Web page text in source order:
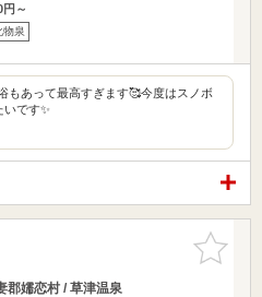
円～
物泉
もあって最高すぎます🥰今度はスノボ
です✨
お気に入
りに追加
郡嬬恋村 / 草津温泉